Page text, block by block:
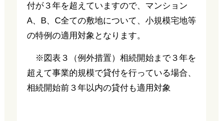
付が３年を超えていますので、マンション
A、B、C全ての敷地について、小規模宅地等
の特例の適用対象となります。
※図表３（例外措置）相続開始まで３年を
超えて事業的規模で貸付を行っている場合、
相続開始前３年以内の貸付も適用対象